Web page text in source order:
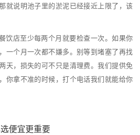
就说明池子里的淤泥已经接近上限了，该
饮店至少每两个月就要检查一次。如果你
一个月一次都不嫌多。别等到堵塞了再找
天，损失的可不只是清理费。我们提供免
你拿不准的时候，打个电话我们就能给你
便宜更重要